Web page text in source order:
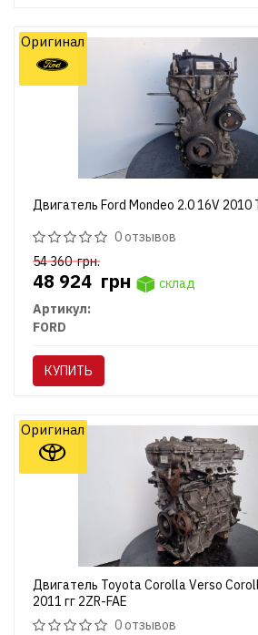
Двигатель Ford Mondeo 2.0 16V 2010
0 отзывов
54 360грн.
48 924 грн
склад
Артикул:
FORD
КУПИТЬ
Оригинал
Двигатель Toyota Corolla Verso
2011 гг 2ZR-FAE
0 отзывов
Оригинал